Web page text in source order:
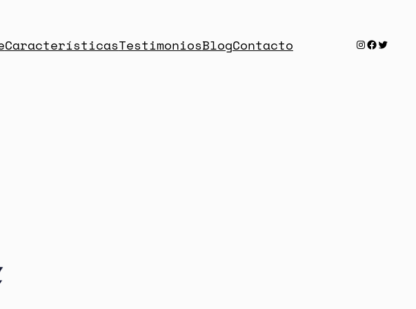
CaracterísticasTestimoniosBlogContacto Instagram